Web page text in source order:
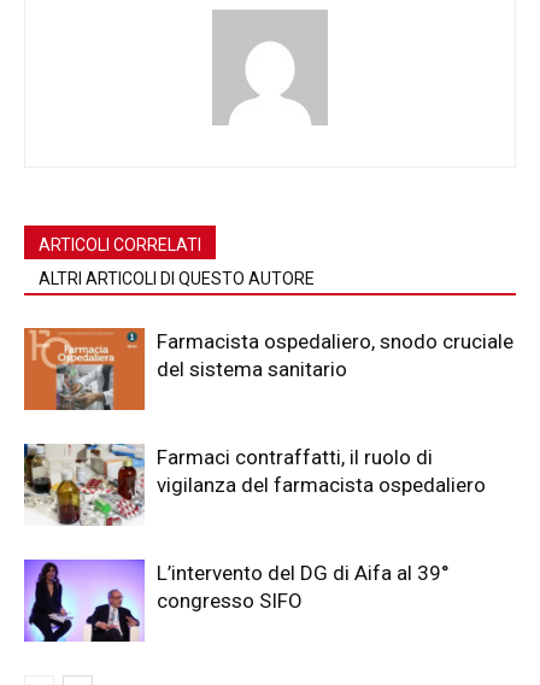
ARTICOLI CORRELATI
ALTRI ARTICOLI DI QUESTO AUTORE
Farmacista ospedaliero, snodo cruciale
del sistema sanitario
Farmaci contraffatti, il ruolo di
vigilanza del farmacista ospedaliero
L’intervento del DG di Aifa al 39°
congresso SIFO